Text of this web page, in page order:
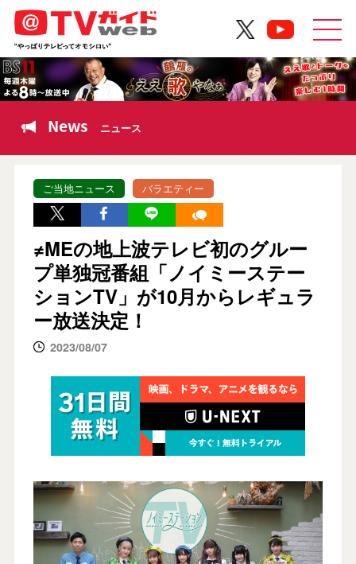
News ニュース
ご当地ニュース バラエティー
≠MEの地上波テレビ初のグルー
プ単独冠番組「ノイミーステー
ションTV」が10月からレギュラ
ー放送決定！
2023/08/07